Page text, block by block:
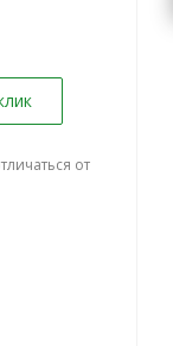
от